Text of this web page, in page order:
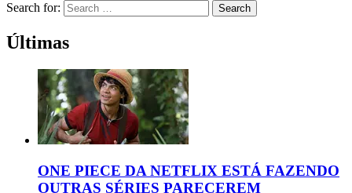
Search for:
Search
Últimas
ONE PIECE DA NETFLIX ESTÁ FAZENDO
OUTRAS SÉRIES PARECEREM